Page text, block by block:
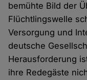
bemühte Bild der
Flüchtlingswelle
Versorgung und
deutsche
Herausforderung
ihre Redegäste